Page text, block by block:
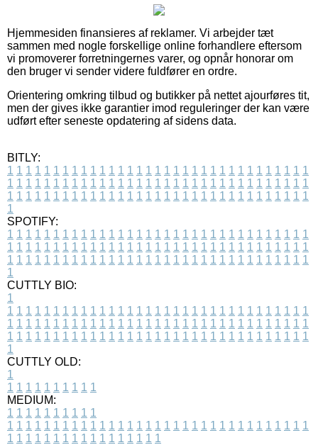
Hjemmesiden finansieres af reklamer. Vi arbejder tæt
sammen med nogle forskellige online forhandlere eftersom
vi promoverer forretningernes varer, og opnår honorar om
den bruger vi sender videre fuldfører en ordre.
Orientering omkring tilbud og butikker på nettet ajourføres tit,
men der gives ikke garantier imod reguleringer der kan være
udført efter seneste opdatering af sidens data.
BITLY:
1 1 1 1 1 1 1 1 1 1 1 1 1 1 1 1 1 1 1 1 1 1 1 1 1 1 1 1 1 1 1 1 1
1 1 1 1 1 1 1 1 1 1 1 1 1 1 1 1 1 1 1 1 1 1 1 1 1 1 1 1 1 1 1 1 1
1 1 1 1 1 1 1 1 1 1 1 1 1 1 1 1 1 1 1 1 1 1 1 1 1 1 1 1 1 1 1 1 1
1
SPOTIFY:
1 1 1 1 1 1 1 1 1 1 1 1 1 1 1 1 1 1 1 1 1 1 1 1 1 1 1 1 1 1 1 1 1
1 1 1 1 1 1 1 1 1 1 1 1 1 1 1 1 1 1 1 1 1 1 1 1 1 1 1 1 1 1 1 1 1
1 1 1 1 1 1 1 1 1 1 1 1 1 1 1 1 1 1 1 1 1 1 1 1 1 1 1 1 1 1 1 1 1
1
CUTTLY BIO:
1
1 1 1 1 1 1 1 1 1 1 1 1 1 1 1 1 1 1 1 1 1 1 1 1 1 1 1 1 1 1 1 1 1
1 1 1 1 1 1 1 1 1 1 1 1 1 1 1 1 1 1 1 1 1 1 1 1 1 1 1 1 1 1 1 1 1
1 1 1 1 1 1 1 1 1 1 1 1 1 1 1 1 1 1 1 1 1 1 1 1 1 1 1 1 1 1 1 1 1
1
CUTTLY OLD:
1
1 1 1 1 1 1 1 1 1 1
MEDIUM:
1 1 1 1 1 1 1 1 1 1
1 1 1 1 1 1 1 1 1 1 1 1 1 1 1 1 1 1 1 1 1 1 1 1 1 1 1 1 1 1 1 1 1
1 1 1 1 1 1 1 1 1 1 1 1 1 1 1 1 1